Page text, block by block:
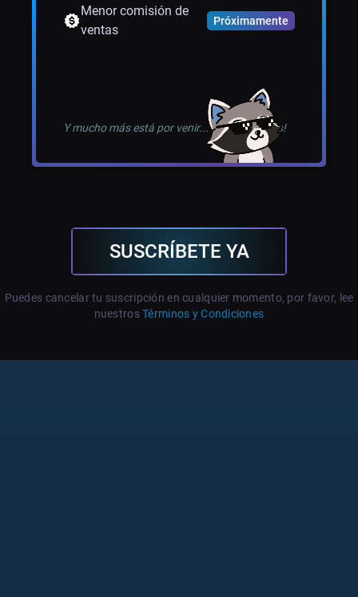
Menor comisión de
ventas
Próximamente
Y mucho más está por venir... ¡Estad atentos!
SUSCRÍBETE YA
Puedes cancelar tu suscripción en cualquier momento, por favor, lee
nuestrosTérminos y Condiciones